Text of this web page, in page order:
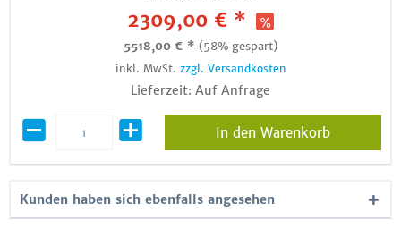
2309,00 € *
5518,00 € * (58% gespart)
inkl. MwSt. zzgl. Versandkosten
Lieferzeit: Auf Anfrage
In den Warenkorb
Kunden haben sich ebenfalls angesehen